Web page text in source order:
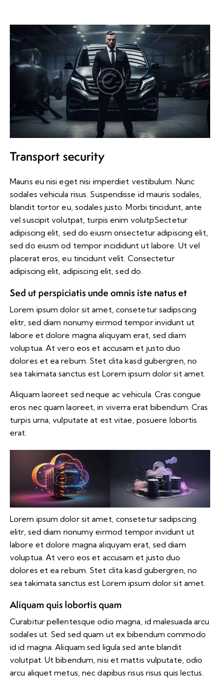
Transport security
Mauris eu nisi eget nisi imperdiet vestibulum. Nunc
sodales vehicula risus. Suspendisse id mauris sodales,
blandit tortor eu, sodales justo. Morbi tincidunt, ante
vel suscipit volutpat, turpis enim volutpSectetur
adipiscing elit, sed do eiusm onsectetur adipiscing elit,
sed do eiusm od tempor incididunt ut labore. Ut vel
placerat eros, eu tincidunt velit. Consectetur
adipiscing elit, adipiscing elit, sed do.
Sed ut perspiciatis unde omnis iste natus et
Lorem ipsum dolor sit amet, consetetur sadipscing
elitr, sed diam nonumy eirmod tempor invidunt ut
labore et dolore magna aliquyam erat, sed diam
voluptua. At vero eos et accusam et justo duo
dolores et ea rebum. Stet clita kasd gubergren, no
sea takimata sanctus est Lorem ipsum dolor sit amet.
Aliquam laoreet sed neque ac vehicula. Cras congue
eros nec quam laoreet, in viverra erat bibendum. Cras
turpis urna, vulputate at est vitae, posuere lobortis
erat.
Lorem ipsum dolor sit amet, consetetur sadipscing
elitr, sed diam nonumy eirmod tempor invidunt ut
labore et dolore magna aliquyam erat, sed diam
voluptua. At vero eos et accusam et justo duo
dolores et ea rebum. Stet clita kasd gubergren, no
sea takimata sanctus est Lorem ipsum dolor sit amet.
Aliquam quis lobortis quam
Curabitur pellentesque odio magna, id malesuada arcu
sodales ut. Sed sed quam ut ex bibendum commodo
id id magna. Aliquam sed ligula sed ante blandit
volutpat. Ut bibendum, nisi et mattis vulputate, odio
arcu aliquet metus, nec dapibus risus risus quis lectus.